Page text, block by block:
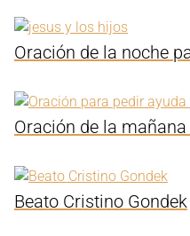
Oración de la noche
Oración de la
Beato Cristino Gondek